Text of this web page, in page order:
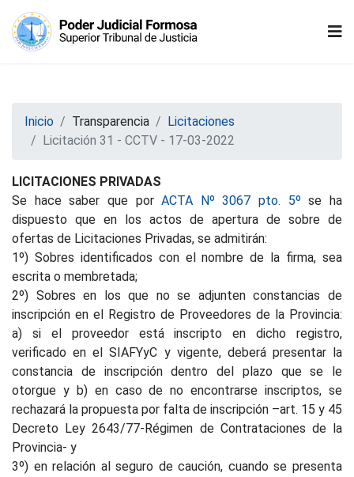
Inicio Transparencia
Licitaciones
Licitación 31 - CCTV - 17-03-2022
LICITACIONES PRIVADAS
Se hace saber que porACTA Nº 3067 pto. 5º se ha
dispuesto que en los actos de apertura de sobre de
ofertas de Licitaciones Privadas, se admitirán:
1º) Sobres identificados con el nombre de la firma, sea
escrita o membretada;
2º) Sobres en los que no se adjunten constancias de
inscripción en el Registro de Proveedores de la Provincia:
a) si el proveedor está inscripto en dicho registro,
verificado en el SIAFYyC y vigente, deberá presentar la
constancia de inscripción dentro del plazo que se le
otorgue y b) en caso de no encontrarse inscriptos, se
rechazará la propuesta por falta de inscripción –art. 15 y 45
Decreto Ley 2643/77-Régimen de Contrataciones de la
Provincia- y
3º) en relación al seguro de caución, cuando se presenta